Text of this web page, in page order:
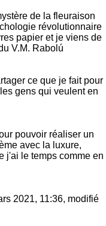
de la fleuraison
révolutionnaire
papier et je viens de
V.M. Rabolú
ce que je fait pour
gens qui veulent en
pouvoir réaliser un
avec la luxure,
j'ai le temps comme en
2021, 11:36, modifié